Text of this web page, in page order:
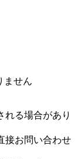
ません
れる場合があり
接お問い合わせ